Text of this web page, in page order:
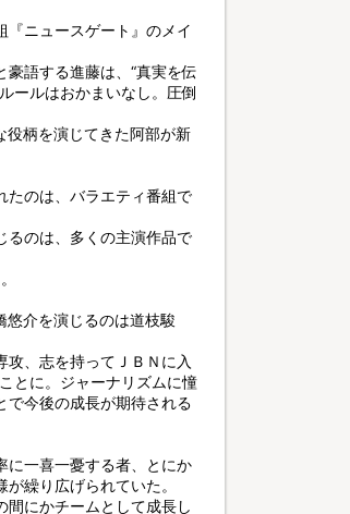
『ニュースゲート』のメイ
語する進藤は、“真実を伝
ールはおかまいなし。圧倒
役柄を演じてきた阿部が新
たのは、バラエティ番組で
るのは、多くの主演作品で
悠介を演じるのは道枝駿
、志を持ってＪＢＮに入
とに。ジャーナリズムに憧
で今後の成長が期待される
に一喜一憂する者、とにか
繰り広げられていた。
間にかチームとして成長し